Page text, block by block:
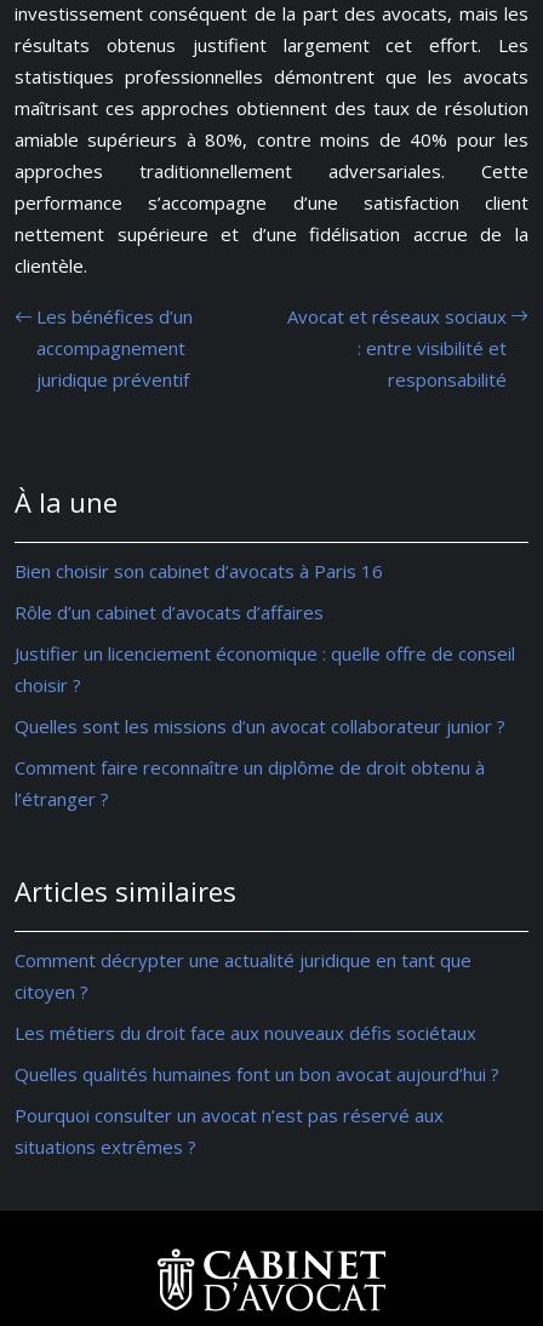
investissement conséquent de la part des avocats, mais les
résultats obtenus justifient largement cet effort. Les
statistiques professionnelles démontrent que les avocats
maîtrisant ces approches obtiennent des taux de résolution
amiable supérieurs à 80%, contre moins de 40% pour les
approches traditionnellement adversariales. Cette
performance s’accompagne d’une satisfaction client
nettement supérieure et d’une fidélisation accrue de la
clientèle.
Les bénéfices d’un
accompagnement
juridique préventif
Avocat et réseaux sociaux
: entre visibilité et
responsabilité
À la une
Bien choisir son cabinet d’avocats à Paris 16
Rôle d’un cabinet d’avocats d’affaires
Justifier un licenciement économique : quelle offre de conseil
choisir ?
Quelles sont les missions d’un avocat collaborateur junior ?
Comment faire reconnaître un diplôme de droit obtenu à
l’étranger ?
Articles similaires
Comment décrypter une actualité juridique en tant que
citoyen ?
Les métiers du droit face aux nouveaux défis sociétaux
Quelles qualités humaines font un bon avocat aujourd’hui ?
Pourquoi consulter un avocat n’est pas réservé aux
situations extrêmes ?